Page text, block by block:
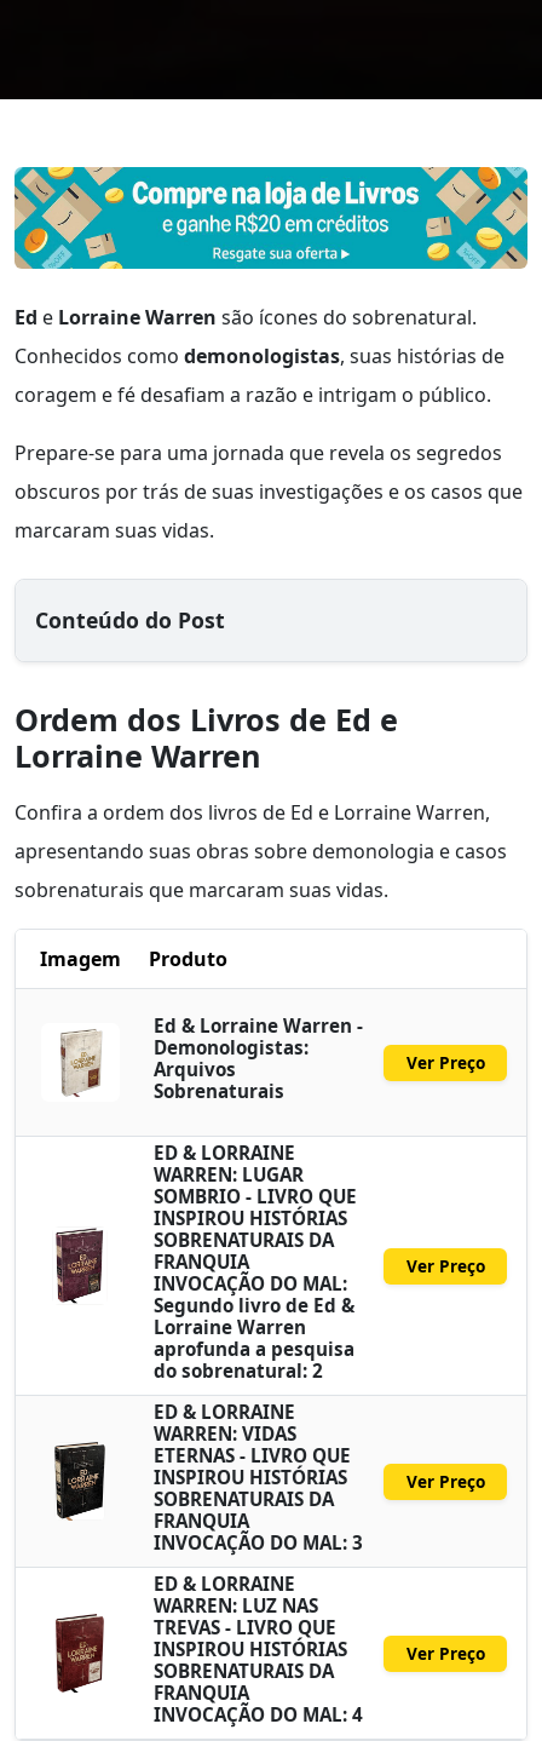
Ed e Lorraine Warren são ícones do sobrenatural.
Conhecidos como demonologistas, suas histórias de
coragem e fé desafiam a razão e intrigam o público.
Prepare-se para uma jornada que revela os segredos
obscuros por trás de suas investigações e os casos que
marcaram suas vidas.
Conteúdo do Post
Ordem dos Livros de Ed e
Lorraine Warren
Confira a ordem dos livros de Ed e Lorraine Warren,
apresentando suas obras sobre demonologia e casos
sobrenaturais que marcaram suas vidas.
Imagem Produto
Ed & Lorraine Warren -
Demonologistas:
Arquivos
Sobrenaturais
Ver Preço
ED & LORRAINE
WARREN: LUGAR
SOMBRIO - LIVRO QUE
INSPIROU HISTÓRIAS
SOBRENATURAIS DA
FRANQUIA
INVOCAÇÃO DO MAL:
Segundo livro de Ed &
Lorraine Warren
aprofunda a pesquisa
do sobrenatural: 2
Ver Preço
ED & LORRAINE
WARREN: VIDAS
ETERNAS - LIVRO QUE
INSPIROU HISTÓRIAS
SOBRENATURAIS DA
FRANQUIA
INVOCAÇÃO DO MAL: 3
Ver Preço
ED & LORRAINE
WARREN: LUZ NAS
TREVAS - LIVRO QUE
INSPIROU HISTÓRIAS
SOBRENATURAIS DA
FRANQUIA
INVOCAÇÃO DO MAL: 4
Ver Preço